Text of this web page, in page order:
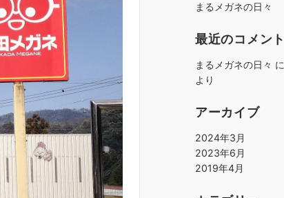
まるメガネの日々
最近のコメント
まるメガネの日々 に
より
アーカイブ
2024年3月
2023年6月
2019年4月